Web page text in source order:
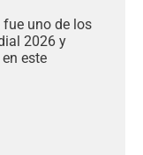
uno de los
2026 y
este